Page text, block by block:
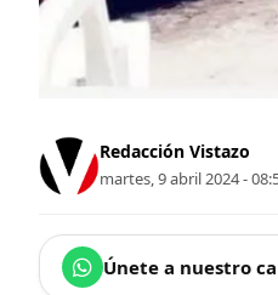
Redacción Vistazo
martes, 9 abril 2024 -
Únete a nuestro